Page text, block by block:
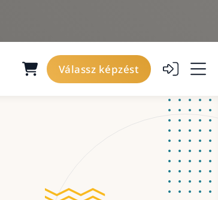
Válassz képzést